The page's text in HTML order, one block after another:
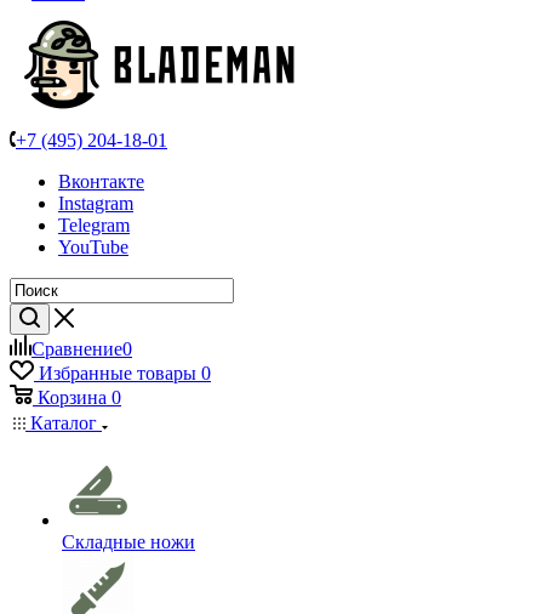
+7 (495) 204-18-01
Вконтакте
Instagram
Telegram
YouTube
Сравнение0
Избранные товары 0
Корзина 0
Каталог
Складные ножи